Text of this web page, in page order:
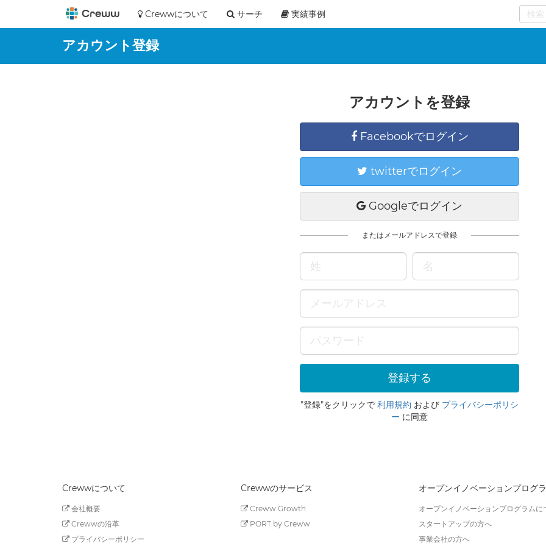
Crewwについて サーチ 実績事例
0
アカウント登録
アカウントを登録
Facebookでログイン
twitterでログイン
Googleでログイン
またはメールアドレスで登録
"登録"をクリックで 利用規約 および プライバシーポリシ
ー に同意
Crewwについて
会社概要
Crewwの沿革
プライバシーポリシー
Crewwのサービス
Creww Growth
PORT by Creww
オープンイノベーションプログ
オープンイノベーションプログラムに
スタートアップの方へ
事業会社の方へ